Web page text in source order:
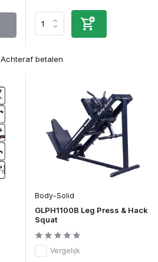
Achteraf betalen
Body-Solid
GLPH1100B Leg Press & Hack
Squat
Vergelijk